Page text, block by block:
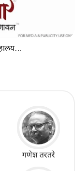
गणेश तरतरे